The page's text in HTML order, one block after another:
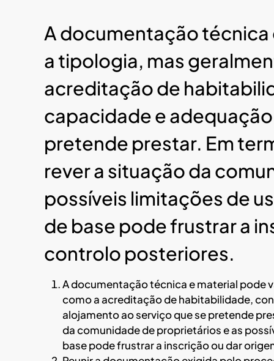
A documentação
a tipologia, mas
acreditação de
capacidade e
pretende prestar. Em
rever a situação da
possíveis limitações de
de base pode frustrar a
controlo posteriores.
A documentação técnica e material pode
como a acreditação de habitabilidade,
alojamento ao serviço que se pretende
da comunidade de proprietários e as
base pode frustrar a inscrição ou dar